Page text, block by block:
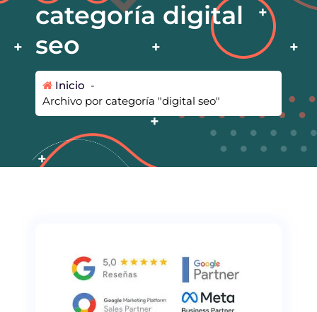
categoría digital
seo
Inicio -
Archivo por categoría "digital seo"